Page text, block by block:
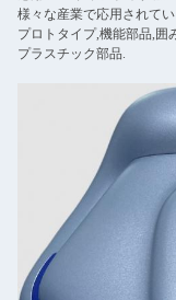
様々な産業で応用されて
プロトタイプ,機能部品,囲
プラスチック部品.